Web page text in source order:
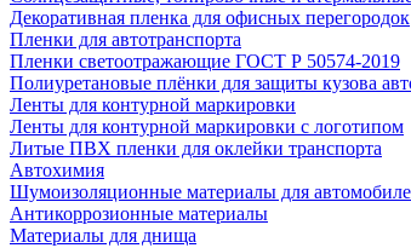
Декоративная пленка для офисных перегородок
Пленки для автотранспорта
Пленки светоотражающие ГОСТ Р 50574-2019
Полиуретановые плёнки для защиты кузова
Ленты для контурной маркировки
Ленты для контурной маркировки с логотипом
Литые ПВХ пленки для оклейки транспорта
Автохимия
Шумоизоляционные материалы для
Антикоррозионные материалы
Материалы для днища